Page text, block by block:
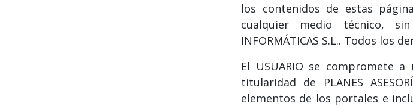
los contenidos de estas
cualquier medio técnico, sin
INFORMÁTICAS S.L.. Todos los
El USUARIO se compromete
titularidad de PLANES
elementos de los portales e